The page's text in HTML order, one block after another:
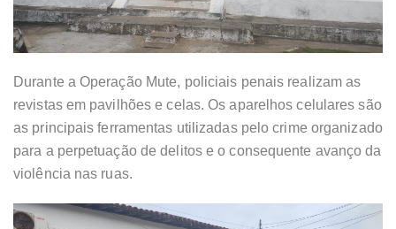
Durante a Operação Mute, policiais penais realizam as
revistas em pavilhões e celas. Os aparelhos celulares são
as principais ferramentas utilizadas pelo crime organizado
para a perpetuação de delitos e o consequente avanço da
violência nas ruas.